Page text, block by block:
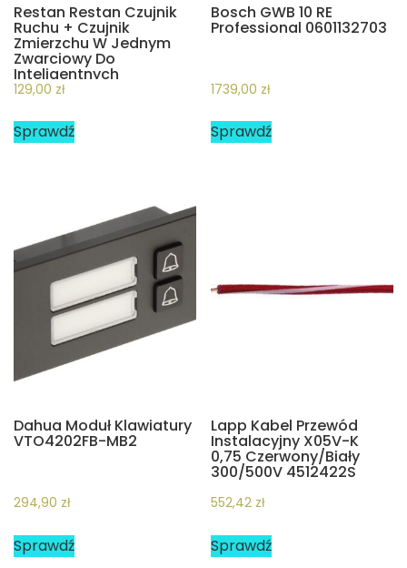
Restan Restan Czujnik
Ruchu + Czujnik
Zmierzchu W Jednym
Zwarciowy Do
Inteligentnych
Sterowników
Umieszczenia W Puszce
(666)
129,00 zł
Sprawdź
Bosch GWB 10 RE
Professional 0601132703
1739,00 zł
Sprawdź
Dahua Moduł Klawiatury
VTO4202FB-MB2
294,90 zł
Sprawdź
Lapp Kabel Przewód
Instalacyjny X05V-K
0,75 Czerwony/Biały
300/500V 4512422S
552,42 zł
Sprawdź